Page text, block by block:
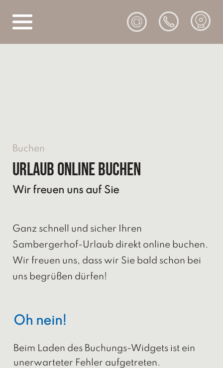
@
Buchen
Urlaub online buchen
Wir freuen uns auf Sie
Ganz schnell und sicher Ihren
Sambergerhof-Urlaub direkt online buchen.
Wir freuen uns, dass wir Sie bald schon bei
uns begrüßen dürfen!
Oh nein!
Beim Laden des Buchungs-Widgets ist ein
unerwarteter Fehler aufgetreten.